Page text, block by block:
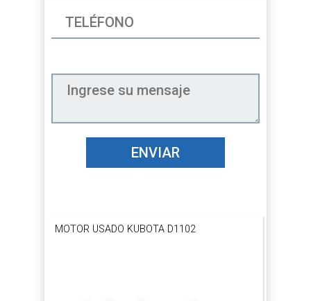
ENVIAR
MOTOR USADO KUBOTA D1102